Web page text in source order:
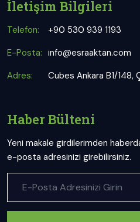
İletişim Bilgileri
Telefon:
+90 530 939 1193
E-Posta: info@esraaktan.com
Adres:
Cubes Ankara B1/148,
Haber Bülteni
Yeni makale girdilerimden
e-posta adresinizi girebilirsiniz.